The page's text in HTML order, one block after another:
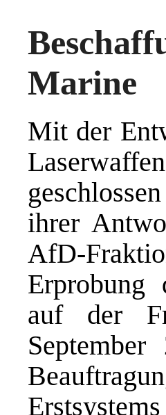
Marine
Mit der
ihrer
AfD-
Erprobung
auf der